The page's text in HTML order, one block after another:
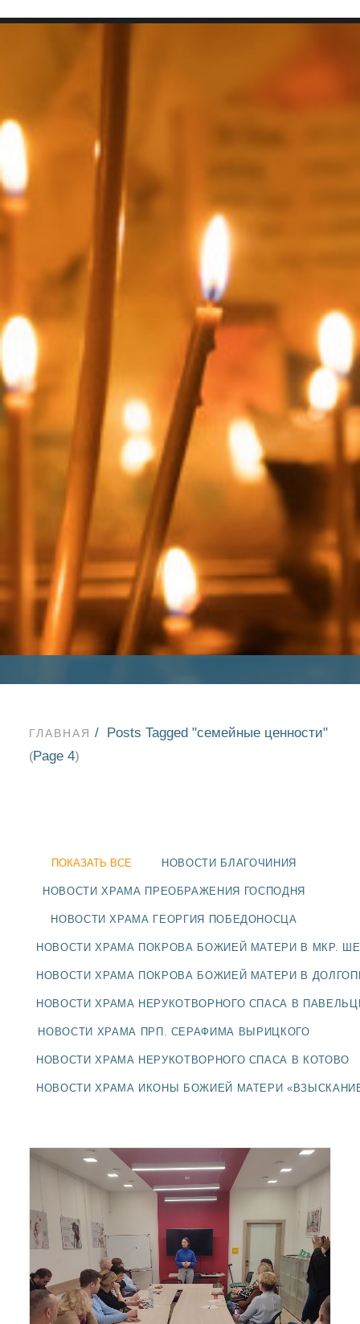
SEARCH
НОВОСТИ
БЛАГОЧИНИЯ
ДОЛГОПРУДНЕНСКОЕ
ЕПАРХИИ
ГЛАВНАЯ Posts Tagged "семейные ценности"
(Page 4)
ПОКАЗАТЬ ВСЕ НОВОСТИ БЛАГОЧИНИЯ
НОВОСТИ ХРАМА ПРЕОБРАЖЕНИЯ ГОСПОДНЯ
НОВОСТИ ХРАМА ГЕОРГИЯ ПОБЕДОНОСЦА
НОВОСТИ ХРАМА ПОКРОВА БОЖИЕЙ МАТЕРИ В МКР.
НОВОСТИ ХРАМА ПОКРОВА БОЖИЕЙ МАТЕРИ В
НОВОСТИ ХРАМА НЕРУКОТВОРНОГО СПАСА В
НОВОСТИ ХРАМА ПРП. СЕРАФИМА ВЫРИЦКОГО
НОВОСТИ ХРАМА НЕРУКОТВОРНОГО СПАСА В КОТОВО
НОВОСТИ ХРАМА ИКОНЫ БОЖИЕЙ МАТЕРИ